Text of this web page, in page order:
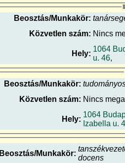
Beosztás/Munkakör:
Közvetlen szám: Nincs
Hely:
1064
u. 46,
Beosztás/Munkakör:
Közvetlen szám: Nincs
Hely:
1064
Izabella u.
Beosztás/Munkakör:
docens